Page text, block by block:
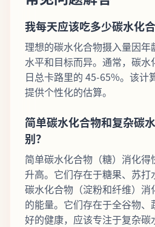
我每天应该吃多少碳水化合
理想的碳水化合物摄入量因
水平和目标而异。通常，碳
日总卡路里的 45-65%。该计
提供个性化的估算。
简单碳水化合物和复杂碳
别？
简单碳水化合物（糖）消化
升高。它们存在于糖果、苏
碳水化合物（淀粉和纤维）
的能量。它们存在于全谷物
好的健康，应该专注于复杂碳